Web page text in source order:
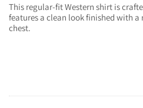
This regular-fit Western shirt is
features a clean look finished with a
chest.